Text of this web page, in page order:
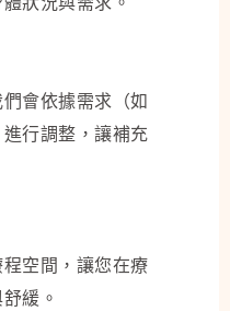
會依據需求（如
行調整，讓補充
空間，讓您在療
緩。